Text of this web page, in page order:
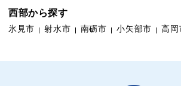
西部から探す
氷見市 射水市 南砺市 小矢部市 高岡